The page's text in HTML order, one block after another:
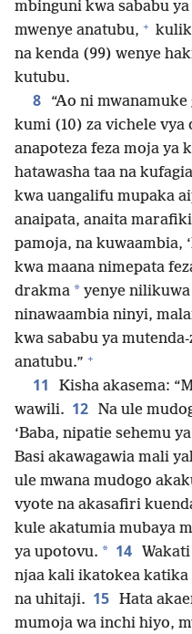
mbinguni kwa sababu
mwenye anatubu, +
na kenda (99) wenye
kutubu.
8
“Ao ni
kumi (10) za vichele vya
anapoteza feza moja ya
hatawasha taa na
kwa uangalifu mupaka
anaipata, anaita
pamoja, na kuwaambia,
kwa maana nimepata
drakma * yenye nilikuwa
ninawaambia ninyi,
kwa sababu ya
anatubu.” +
11
Kisha akasema:
wawili. 12 Na ule
‘Baba, nipatie sehemu
Basi akawagawia mali
ule mwana mudogo
vyote na akasafiri
kule akatumia mubaya
ya upotovu. * 14
njaa kali ikatokea
na uhitaji. 15 Hata
mumoja wa inchi hiyo,